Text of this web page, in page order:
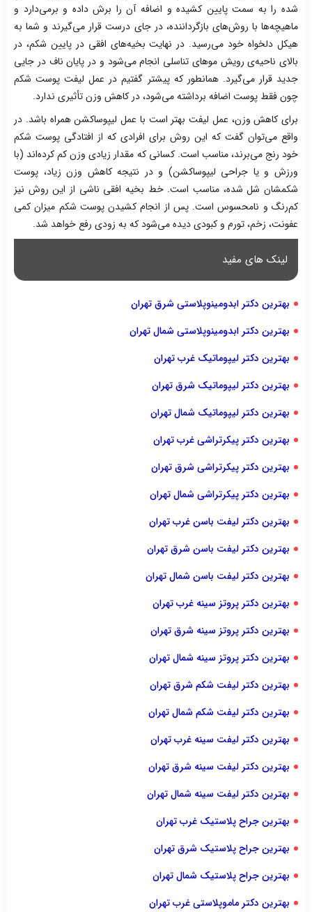
شده را به سمت پایین کشیده و اضافه آن را برش داده و بر‌می‌دارد و
ماهیچه‌ها با روش‌های بازگرداننده، در جای درست قرار می‌گیرند و شما به
هیکل دلخواه خود می‌رسید. در نهایت بخیه‌های افقی در پایین شکم، در
بالای ناحیه‌ی رویش موهای تناسلی انجام می‌شود و در پایان ناف در جایی
جدید قرار می‌گیرد. همانطور که پیشتر گفتیم در عمل لیفت پوست شکم
چون فقط پوست اضافه برداشته می‌شود، در کاهش وزن تأثیری ندارد.
برای کاهش وزن، عمل لیفت بهتر است با عمل لیپوساکشن همراه باشد. در
واقع می‌توان گفت که این روش برای افرادی که از افتادگی پوست شکم
خود رنج می‌برند، مناسب است. کسانی که مقدار زیادی وزن کم کرده‌اند (با
ورزش و یا جراحی لیپوساکشن) و در نتیجه کاهش وزن زیاد، پوست
شکمشان شل شده، مناسب است. خط بخیه افقی ناشی از این روش نیز
کم‌رنگ و نامحسوس است. پس از انجام کشیدن پوست شکم میزان کمی
عفونت، زخم، تورم و کبودی دیده می‌شود که به زودی رفع خواهد شد.
لینک های مفید
بهترین دکتر ابدومینوپلاستی شرق تهران
بهترین دکتر ابدومینوپلاستی شمال تهران
بهترین دکتر لیپوماتیک غرب تهران
بهترین دکتر لیپوماتیک شرق تهران
بهترین دکتر لیپوماتیک شمال تهران
بهترین دکتر پیکرتراشی غرب تهران
بهترین دکتر پیکرتراشی شرق تهران
بهترین دکتر پیکرتراشی شمال تهران
بهترین دکتر لیفت باسن غرب تهران
بهترین دکتر لیفت باسن شرق تهران
بهترین دکتر لیفت باسن شمال تهران
بهترین دکتر پروتز سینه غرب تهران
بهترین دکتر پروتز سینه شرق تهران
بهترین دکتر پروتز سینه شمال تهران
بهترین دکتر لیفت شکم شرق تهران
بهترین دکتر لیفت شکم شمال تهران
بهترین دکتر لیفت سینه غرب تهران
بهترین دکتر لیفت سینه شرق تهران
بهترین دکتر لیفت سینه شمال تهران
بهترین جراح پلاستیک غرب تهران
بهترین جراح پلاستیک شرق تهران
بهترین جراح پلاستیک شمال تهران
بهترین دکتر ماموپلاستی غرب تهران